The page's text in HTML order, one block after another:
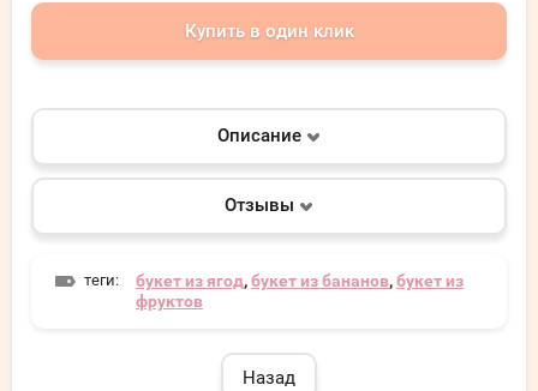
Купить в один клик
Описание
Отзывы
теги: букет из ягод,букет из бананов,букет из
фруктов
Назад